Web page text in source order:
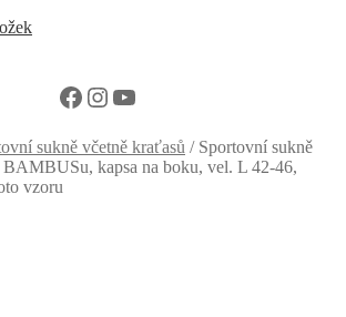
Facebook
Instagram
YouTube
sukně včetně kraťasů / Sportovní sukně
kapsa na boku, vel. L 42-46,
vzoru